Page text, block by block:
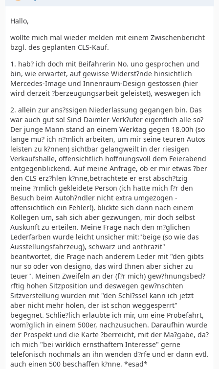
Hallo,
wollte mich mal wieder melden mit einem Zwischenbericht
bzgl. des geplanten CLS-Kauf.
1. hab? ich doch mit Beifahrerin No. uno gesprochen und
bin, wie erwartet, auf gewisse Widerst?nde hinsichtlich
Mercedes-Image und Innenraum-Design gestossen (hier
wird derzeit ?berzeugungsarbeit geleistet), weswegen ich
2. allein zur ans?ssigen Niederlassung gegangen bin. Das
war auch gut so! Sind Daimler-Verk?ufer eigentlich alle so?
Der junge Mann stand an einem Werktag gegen 18.00h (so
lange mu? ich n?mlich arbeiten, um mir seine teuren Autos
leisten zu k?nnen) sichtbar gelangweilt in der riesigen
Verkaufshalle, offensichtlich hoffnungsvoll dem Feierabend
entgegenblickend. Auf meine Anfrage, ob er mir etwas ?ber
den CLS erz?hlen k?nne,betrachtete er erst absch?tzig
meine ?rmlich gekleidete Person (ich hatte mich f?r den
Besuch beim Autoh?ndler nicht extra umgezogen -
offensichtlich ein Fehler!), blickte sich dann nach einem
Kollegen um, sah sich aber gezwungen, mir doch selbst
Auskunft zu erteilen. Meine Frage nach den m?glichen
Lederfarben wurde leicht unsicher mit:"beige (so wie das
Ausstellungsfahrzeug), schwarz und anthrazit"
beantwortet, die Frage nach anderem Leder mit "den gibts
nur so oder von designo, das wird Ihnen aber sicher zu
teuer". Meinen Zweifeln an der (f?r mich) gew?hnungsbed?
rftig hohen Sitzposition und deswegen gew?nschten
Sitzverstellung wurden mit "den Schl?ssel kann ich jetzt
aber nicht mehr holen, der ist schon weggesperrt"
begegnet. Schlie?lich erlaubte ich mir, um eine Probefahrt,
wom?glich in einem 500er, nachzusuchen. Daraufhin wurde
der Prospekt und die Karte ?berreicht, mit der Ma?gabe, da?
ich mich "bei wirklich ernsthaftem Interesse" gerne
telefonisch nochmals an ihn wenden d?rfe und er dann evtl.
auch einen 500 beschaffen k?nne. *esad*